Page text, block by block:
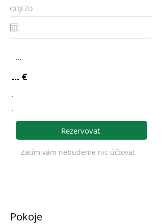
ODJEZD
...
... €
.
.
Rezervovat
Zatím vám nebudeme nic účtovat
Pokoje